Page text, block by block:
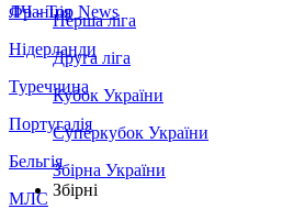
Франція
Нідерланди
Туреччина
Португалія
Бельгія
МЛС
ЛЧ - Top News
Перша ліга
Друга ліга
Кубок України
Суперкубок України
Збірна України
Збірні